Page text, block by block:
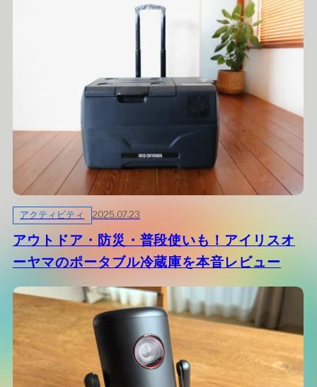
アクティビティ 2025.07.23
アウトドア・防災・普段使いも！アイリスオ
ーヤマのポータブル冷蔵庫を本音レビュー